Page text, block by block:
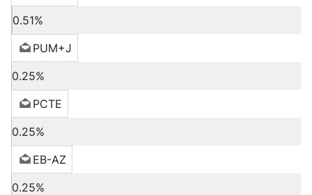
0.51%
PUM+J
0.25%
PCTE
0.25%
EB-AZ
0.25%